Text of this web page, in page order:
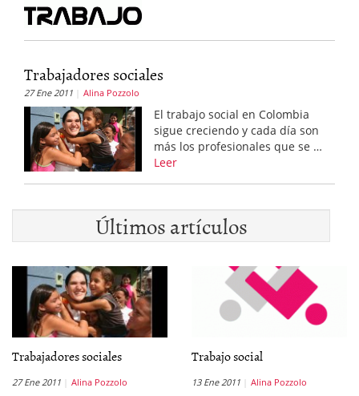
Trabajadores sociales
27 Ene 2011 Alina Pozzolo
El trabajo social en Colombia
sigue creciendo y cada día son
más los profesionales que se …
Leer
Últimos artículos
Trabajadores sociales
27 Ene 2011 Alina Pozzolo
Trabajo social
13 Ene 2011 Alina Pozzolo